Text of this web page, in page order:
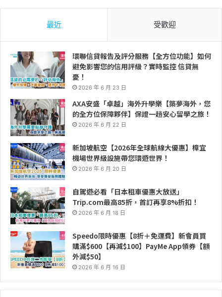
最近 受歡迎
環聯信貸報告及評分服務【全方位功能】如何
避免影響您的信用評級？實時監控 信貸無
憂！
2026 年 6 月 23 日
AXA安盛「卓越」海外升學樂【築夢海外，您
的全方位保障夥伴】保證一趟安心留學之旅！
2026 年 6 月 22 日
新加坡航空【2026年全球航線大優惠】樟宜
機場世界級設施帶您環遊世界！
2026 年 6 月 20 日
自駕遊必看「日本租車優惠大放送」
Trip.com最高85折，首訂再享8%折扣！
2026 年 6 月 18 日
Speedo限時優惠【8折＋免運費】新會員買
購滿$600【再減$100】PayMe App領券【額
外減$50】
2026 年 6 月 16 日